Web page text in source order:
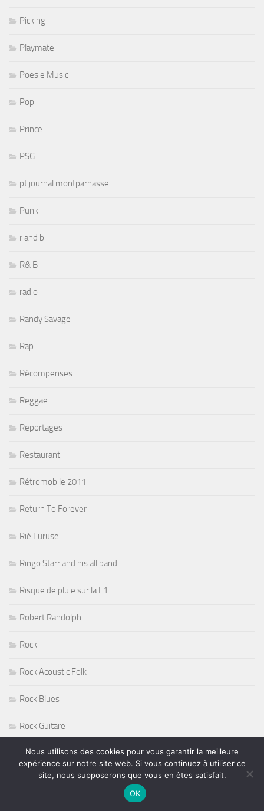
Picking
Playmate
Poesie Music
Pop
Prince
PSG
pt journal montparnasse
Punk
r and b
R& B
radio
Randy Savage
Rap
Récompenses
Reggae
Reportages
Restaurant
Rétromobile 2011
Return To Forever
Rié Furuse
Ringo Starr and his all band
Risque de pluie sur la F1
Robert Randolph
Rock
Rock Acoustic Folk
Rock Blues
Rock Guitare
Rock n' Roll
Rock Progressif
Nous utilisons des cookies pour vous garantir la meilleure
expérience sur notre site web. Si vous continuez à utiliser ce
site, nous supposerons que vous en êtes satisfait.
OK